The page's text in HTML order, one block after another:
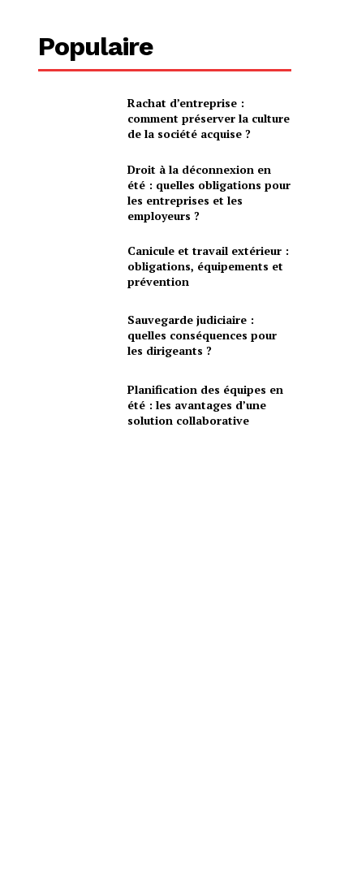
Populaire
Rachat d’entreprise :
comment préserver la culture
de la société acquise ?
Droit à la déconnexion en
été : quelles obligations pour
les entreprises et les
employeurs ?
Canicule et travail extérieur :
obligations, équipements et
prévention
Sauvegarde judiciaire :
quelles conséquences pour
les dirigeants ?
Planification des équipes en
été : les avantages d’une
solution collaborative